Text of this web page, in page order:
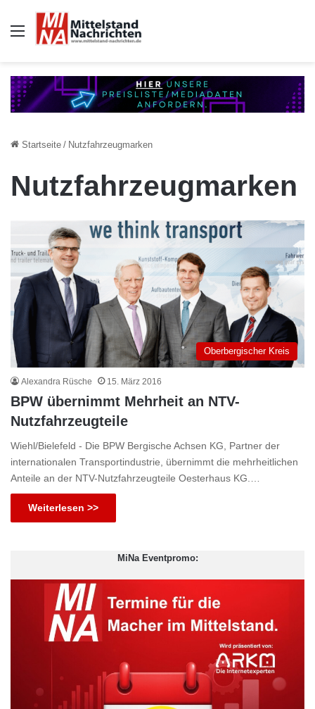
Auswahl
Startseite / Nutzfahrzeugmarken
Nutzfahrzeugmarken
Oberbergischer Kreis
Alexandra Rüsche 15. März 2016
BPW übernimmt Mehrheit an NTV-
Nutzfahrzeugteile
Wiehl/Bielefeld - Die BPW Bergische Achsen KG, Partner der
internationalen Transportindustrie, übernimmt die mehrheitlichen
Anteile an der NTV-Nutzfahrzeugteile Oesterhaus KG.…
Weiterlesen >>
MiNa Eventpromo: